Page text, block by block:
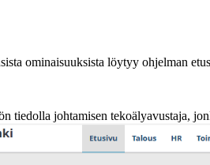
ominaisuuksista löytyy ohjelman
tiedolla johtamisen tekoälyavustaja,